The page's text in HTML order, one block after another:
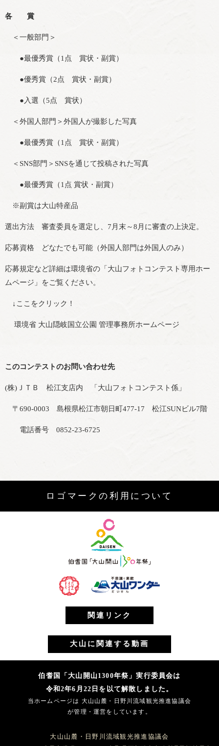
各 賞
＜一般部門＞
●最優秀賞（1点 賞状・副賞）
●優秀賞（2点 賞状・副賞）
●入選（5点 賞状）
＜外国人部門＞外国人が撮影した写真
●最優秀賞（1点 賞状・副賞）
＜SNS部門＞SNSを通じて投稿された写真
●最優秀賞（1点 賞状・副賞）
※副賞は大山特産品
選出方法 審査委員を選定し、7月末～8月に審査の上決定。
応募資格 どなたでも可能（外国人部門は外国人のみ）
応募規定など詳細は環境省の「大山フォトコンテスト専用ホー
ムページ」をご覧ください。
↓ここをクリック！
環境省 大山隠岐国立公園 管理事務所ホームページ
このコンテストのお問い合わせ先
(株)ＪＴＢ 松江支店内 「大山フォトコンテスト係」
〒690-0003 島根県松江市朝日町477-17 松江SUNビル7階
電話番号 0852-23-6725
ロゴマークの利用について
関連リンク
大山に関連する動画
伯耆国「大山開山1300年祭」実行委員会は
令和2年6月22日を以て解散しました。
当ホームページは 大山山麓・日野川流域観光推進協議会
が管理・運営をしています。
大山山麓・日野川流域観光推進協議会